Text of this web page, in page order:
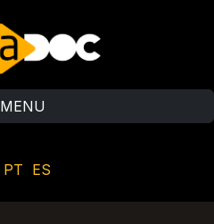
MENU
PT ES